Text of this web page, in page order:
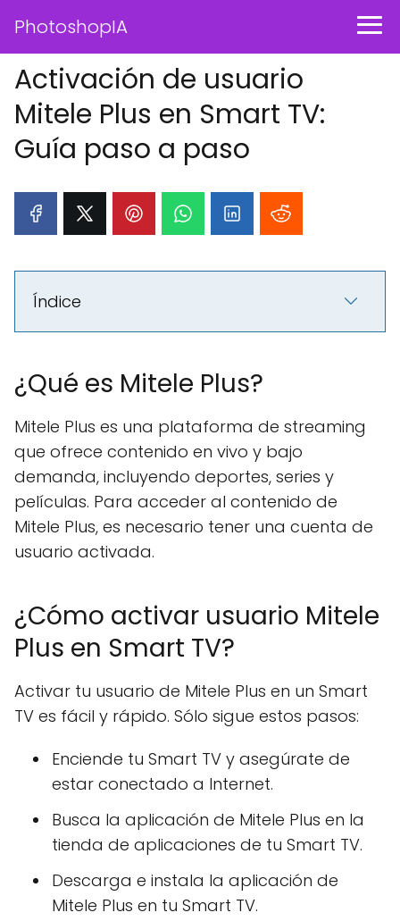
PhotoshopIA
Activación de usuario
Mitele Plus en Smart TV:
Guía paso a paso
Índice
¿Qué es Mitele Plus?
Mitele Plus es una plataforma de streaming
que ofrece contenido en vivo y bajo
demanda, incluyendo deportes, series y
películas. Para acceder al contenido de
Mitele Plus, es necesario tener una cuenta de
usuario activada.
¿Cómo activar usuario Mitele
Plus en Smart TV?
Activar tu usuario de Mitele Plus en un Smart
TV es fácil y rápido. Sólo sigue estos pasos:
Enciende tu Smart TV y asegúrate de
estar conectado a Internet.
Busca la aplicación de Mitele Plus en la
tienda de aplicaciones de tu Smart TV.
Descarga e instala la aplicación de
Mitele Plus en tu Smart TV.